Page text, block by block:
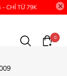
- CHỈ TỪ 79K
0